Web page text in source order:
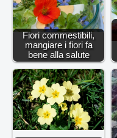
Fiori commestibili,
mangiare i fiori fa
bene alla salute